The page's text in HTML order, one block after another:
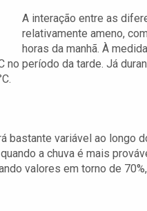
A interação entre as
relativamente ameno,
horas da manhã. À
no período da tarde. Já
bastante variável ao longo
a chuva é mais
valores em torno de